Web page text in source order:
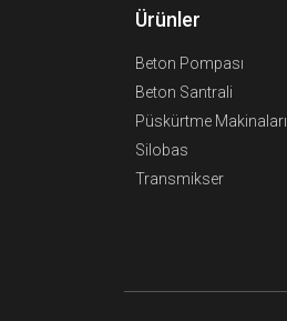
Ürünler
Beton Pompası
Beton Santrali
Püskürtme Makinaları
Silobas
Transmikser